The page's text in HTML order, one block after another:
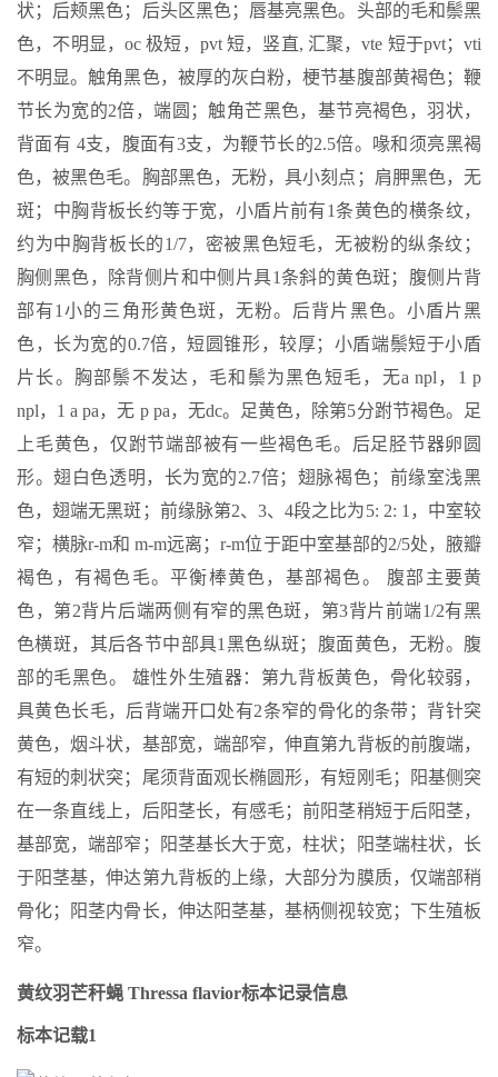
状；后颊黑色；后头区黑色；唇基亮黑色。头部的毛和鬃黑
色，不明显，oc 极短，pvt 短，竖直, 汇聚，vte 短于pvt；vti
不明显。触角黑色，被厚的灰白粉，梗节基腹部黄褐色；鞭
节长为宽的2倍，端圆；触角芒黑色，基节亮褐色，羽状，
背面有 4支，腹面有3支，为鞭节长的2.5倍。喙和须亮黑褐
色，被黑色毛。胸部黑色，无粉，具小刻点；肩胛黑色，无
斑；中胸背板长约等于宽，小盾片前有1条黄色的横条纹，
约为中胸背板长的1/7，密被黑色短毛，无被粉的纵条纹；
胸侧黑色，除背侧片和中侧片具1条斜的黄色斑；腹侧片背
部有1小的三角形黄色斑，无粉。后背片黑色。小盾片黑
色，长为宽的0.7倍，短圆锥形，较厚；小盾端鬃短于小盾
片长。胸部鬃不发达，毛和鬃为黑色短毛，无a npl，1 p
npl，1 a pa，无 p pa，无dc。足黄色，除第5分跗节褐色。足
上毛黄色，仅跗节端部被有一些褐色毛。后足胫节器卵圆
形。翅白色透明，长为宽的2.7倍；翅脉褐色；前缘室浅黑
色，翅端无黑斑；前缘脉第2、3、4段之比为5: 2: 1，中室较
窄；横脉r-m和 m-m远离；r-m位于距中室基部的2/5处，腋瓣
褐色，有褐色毛。平衡棒黄色，基部褐色。 腹部主要黄
色，第2背片后端两侧有窄的黑色斑，第3背片前端1/2有黑
色横斑，其后各节中部具1黑色纵斑；腹面黄色，无粉。腹
部的毛黑色。 雄性外生殖器：第九背板黄色，骨化较弱，
具黄色长毛，后背端开口处有2条窄的骨化的条带；背针突
黄色，烟斗状，基部宽，端部窄，伸直第九背板的前腹端，
有短的刺状突；尾须背面观长椭圆形，有短刚毛；阳基侧突
在一条直线上，后阳茎长，有感毛；前阳茎稍短于后阳茎，
基部宽，端部窄；阳茎基长大于宽，柱状；阳茎端柱状，长
于阳茎基，伸达第九背板的上缘，大部分为膜质，仅端部稍
骨化；阳茎内骨长，伸达阳茎基，基柄侧视较宽；下生殖板
窄。
黄纹羽芒秆蝇 Thressa flavior标本记录信息
标本记载1